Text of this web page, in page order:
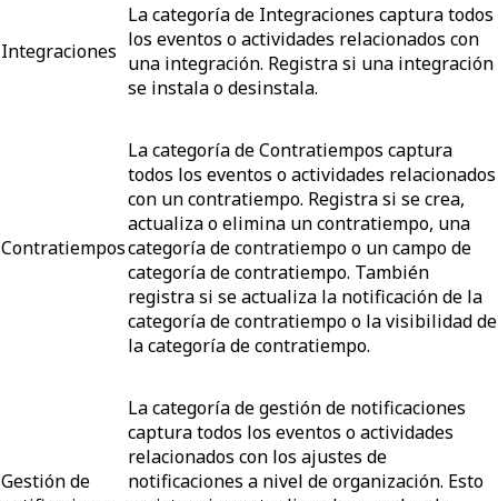
Integraciones
La categoría de Integraciones captura todos
los eventos o actividades relacionados con
una integración. Registra si una integración
se instala o desinstala.
Contratiempos
La categoría de Contratiempos captura
todos los eventos o actividades relacionados
con un contratiempo. Registra si se crea,
actualiza o elimina un contratiempo, una
categoría de contratiempo o un campo de
categoría de contratiempo. También
registra si se actualiza la notificación de la
categoría de contratiempo o la visibilidad de
la categoría de contratiempo.
Gestión de
La categoría de gestión de notificaciones
captura todos los eventos o actividades
relacionados con los ajustes de
notificaciones a nivel de organización. Esto